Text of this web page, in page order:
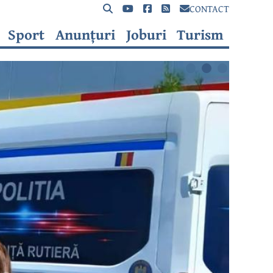
CONTACT
Sport Anunțuri Joburi Turism